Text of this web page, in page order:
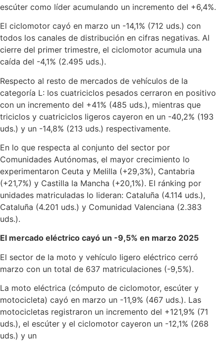
escúter como líder acumulando un incremento del +6,4%.
El ciclomotor cayó en marzo un -14,1% (712 uds.) con
todos los canales de distribución en cifras negativas. Al
cierre del primer trimestre, el ciclomotor acumula una
caída del -4,1% (2.495 uds.).
Respecto al resto de mercados de vehículos de la
categoría L: los cuatriciclos pesados cerraron en positivo
con un incremento del +41% (485 uds.), mientras que
triciclos y cuatriciclos ligeros cayeron en un -40,2% (193
uds.) y un -14,8% (213 uds.) respectivamente.
En lo que respecta al conjunto del sector por
Comunidades Autónomas, el mayor crecimiento lo
experimentaron Ceuta y Melilla (+29,3%), Cantabria
(+21,7%) y Castilla la Mancha (+20,1%). El ránking por
unidades matriculadas lo lideran: Cataluña (4.114 uds.),
Cataluña (4.201 uds.) y Comunidad Valenciana (2.383
uds.).
El mercado eléctrico cayó un -9,5% en marzo 2025
El sector de la moto y vehículo ligero eléctrico cerró
marzo con un total de 637 matriculaciones (-9,5%).
La moto eléctrica (cómputo de ciclomotor, escúter y
motocicleta) cayó en marzo un -11,9% (467 uds.). Las
motocicletas registraron un incremento del +121,9% (71
uds.), el escúter y el ciclomotor cayeron un -12,1% (268
uds.) y un